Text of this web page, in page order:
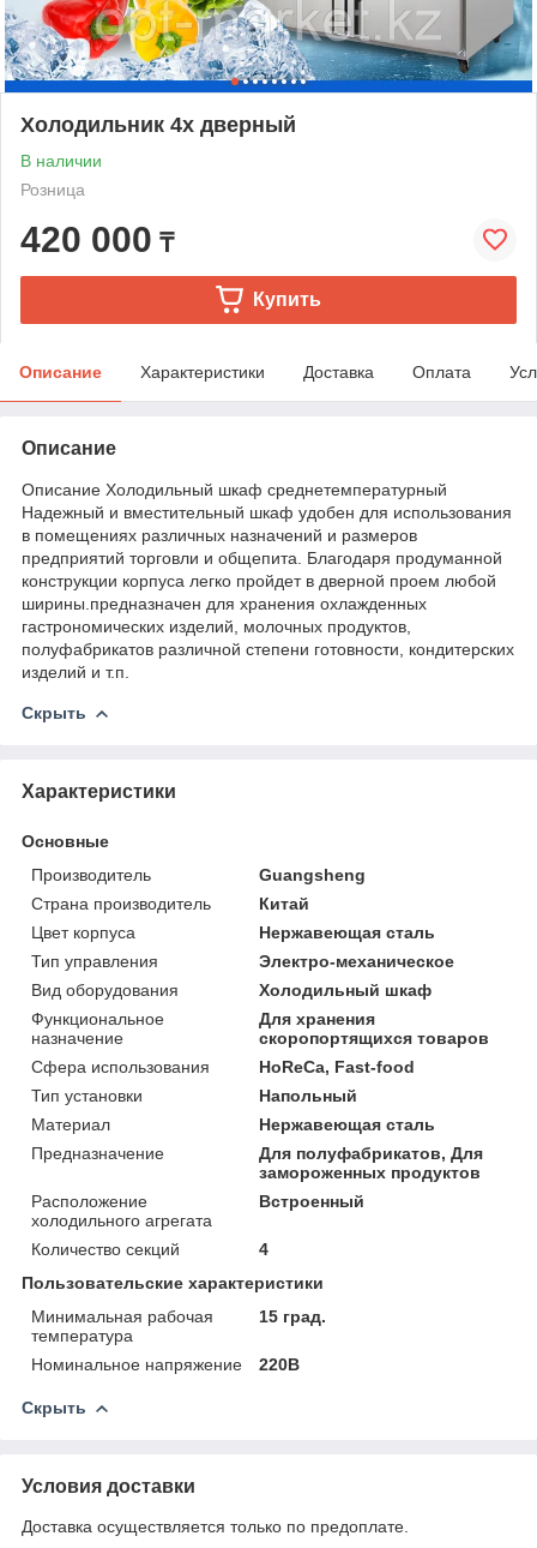
Холодильник 4х дверный
В наличии
Розница
420 000 ₸
Купить
Описание Характеристики Доставка Оплата
Описание
Описание Холодильный шкаф среднетемпературный
Надежный и вместительный шкаф удобен для использования
в помещениях различных назначений и размеров
предприятий торговли и общепита. Благодаря продуманной
конструкции корпуса легко пройдет в дверной проем любой
ширины.предназначен для хранения охлажденных
гастрономических изделий, молочных продуктов,
полуфабрикатов различной степени готовности, кондитерских
изделий и т.п.
Скрыть
Характеристики
Основные
Производитель
Guangsheng
Страна производитель
Китай
Цвет корпуса
Нержавеющая сталь
Тип управления
Электро-механическое
Вид оборудования
Холодильный шкаф
Функциональное
назначение
Для хранения
скоропортящихся товаров
Сфера использования
HoReCa, Fast-food
Тип установки
Напольный
Материал
Нержавеющая сталь
Предназначение
Для полуфабрикатов, Для
замороженных продуктов
Расположение
холодильного агрегата
Встроенный
Количество секций
4
Пользовательские характеристики
Минимальная рабочая
температура
15 град.
Номинальное напряжение 220В
Скрыть
Условия доставки
Доставка осуществляется только по предоплате.